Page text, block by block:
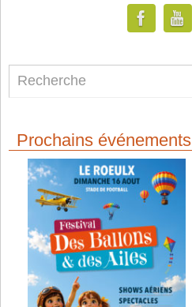
Prochains événements